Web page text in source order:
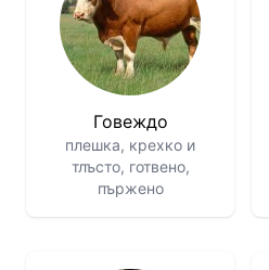
Говеждо
плешка, крехко и
тлъсто, готвено,
пържено